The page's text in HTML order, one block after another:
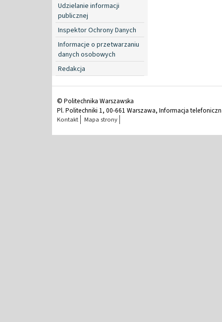
Udzielanie informacji
publicznej
Inspektor Ochrony Danych
Informacje o przetwarzaniu
danych osobowych
Redakcja
© Politechnika Warszawska
Pl. Politechniki 1, 00-661 Warszawa, Informacja
Kontakt Mapa strony